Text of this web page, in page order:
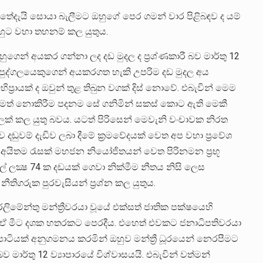
සොයා බැලීමට ඔහුගේ පෙර ගමන් වාර පිළිබඳව ද යම්
වහා තහනම් කල යුතුය.
අයකර ගන්නා ලද දඩ මුදල ද ප්‍රශ්ණකාරී බව මාර්තු 12
අයකරගත හැකි උපරිම දඩ මුදල අය
ද ඔවුන් තුළ තිබුන වගක් දිස් නොවේ. එබැවින් මෙම
නොකිරීම පදනම සේ ගනිමින් සකස් කොට ඇති මෙකී
කල යුතු බවය. යටත් පිරිසෙන් මෙවැනි වංචාවක නිරත
දැඩිව ලබා දීමේ ක්‍රමවේදයක් වෙත අප වහා ප්‍රවේශ
රැසක් මහජන නියෝජිතයන් වෙත පිරිනමන ප්‍රභූ
ලක්‍ෂ 74 ක දඩයක් ගෙවා නික්මීම නීතය නිසි ලෙස
පුරවැසියන් ප්‍රශ්න කල යුතුය.
මන්ත්‍රීවරයා වූයේ එක්සත් ජාතික පක්ෂයෙහි
මීට දශක හතරකට පෙරදීය. එහෙත් එවකට ජනාධිපතිවරයා
අනුගමනය කරමින් ඔහුව මන්ත්‍රී ධූරයෙන් නෙරපීමට
මාර්තු 12 ව්‍යාපාරයේ විශ්වාසයයි. එබැවින් වත්මන්